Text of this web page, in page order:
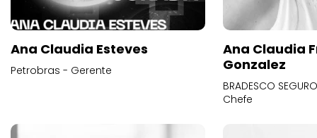
Ana Claudia Esteves
Petrobras - Gerente
Ana Claudia
Gonzalez
BRADESCO
Chefe